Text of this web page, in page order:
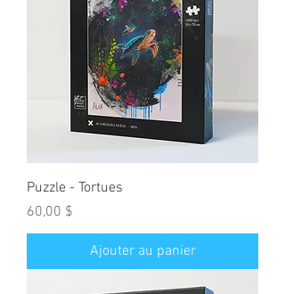
Puzzle - Tortues
Prix
60,00 $
Ajouter au panier